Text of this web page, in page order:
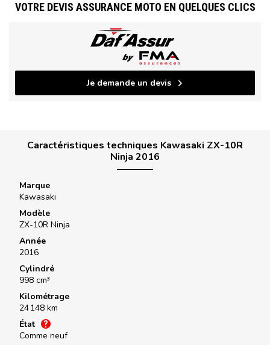
VOTRE DEVIS ASSURANCE MOTO EN QUELQUES CLICS
Je demande un devis
Caractéristiques techniques Kawasaki ZX-10R
Ninja 2016
Marque
Kawasaki
Modèle
ZX-10R Ninja
Année
2016
Cylindré
998 cm³
Kilométrage
24 148 km
État
Comme neuf